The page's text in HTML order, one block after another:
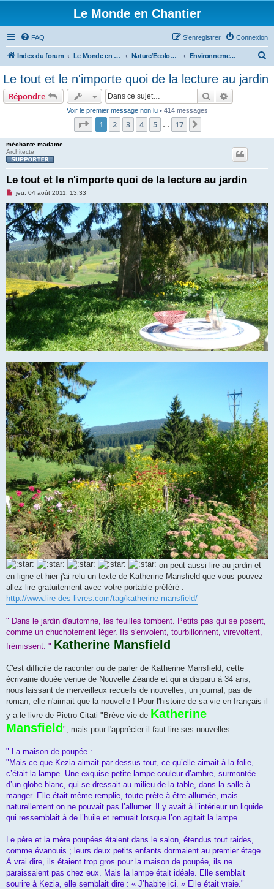
Le Monde en Chantier
FAQ Connexion
S’enregistrer
Index du forum Le Monde en Chantier Nature/Ecologie/Ptits oiseaux... Environnement/écologie
c
Le tout et le n'importe quoi de la lecture au jardin
Répondre Rechercher
Voir le premier message non lu• 414 messages
Page 1sur17
1 2 3 4 5 17
méchante madame
Architecte
Le tout et le n'importe quoi de la lecture au jardin
M
s
s
a
g
e
n
o
n
l
u
jeu. 04 août 2011, 13:33
on peut aussi lire au jardin et
en ligne et hier j'ai relu un texte de Katherine Mansfield que vous pouvez
allez lire gratuitement avec votre portable préféré :
http://www.lire-des-livres.com/tag/katherine-mansfield/
" Dans le jardin d'automne, les feuilles tombent. Petits pas qui se posent,
comme un chuchotement léger. Ils s'envolent, tourbillonnent, virevoltent,
frémissent. " Katherine Mansfield
C'est difficile de raconter ou de parler de Katherine Mansfield, cette
écrivaine douée venue de Nouvelle Zéande et qui a disparu à 34 ans,
nous laissant de merveilleux recueils de nouvelles, un journal, pas de
roman, elle n'aimait que la nouvelle ! Pour l'histoire de sa vie en français il
y a le livre de Pietro Citati "Brève vie de Katherine
Mansfield ", mais pour l'apprécier il faut lire ses nouvelles.
" La maison de poupée :
"Mais ce que Kezia aimait par-dessus tout, ce qu’elle aimait à la folie,
c’était la lampe. Une exquise petite lampe couleur d’ambre, surmontée
d’un globe blanc, qui se dressait au milieu de la table, dans la salle à
manger. Elle était même remplie, toute prête à être allumée, mais
naturellement on ne pouvait pas l’allumer. Il y avait à l’intérieur un liquide
qui ressemblait à de l’huile et remuait lorsque l’on agitait la lampe.
Le père et la mère poupées étaient dans le salon, étendus tout raides,
comme évanouis ; leurs deux petits enfants dormaient au premier étage.
À vrai dire, ils étaient trop gros pour la maison de poupée, ils ne
paraissaient pas chez eux. Mais la lampe était idéale. Elle semblait
sourire à Kezia, elle semblait dire : « J’habite ici. » Elle était vraie."